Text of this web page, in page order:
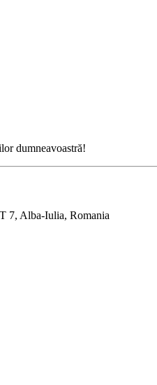
dumneavoastră!
7, Alba-Iulia, Romania